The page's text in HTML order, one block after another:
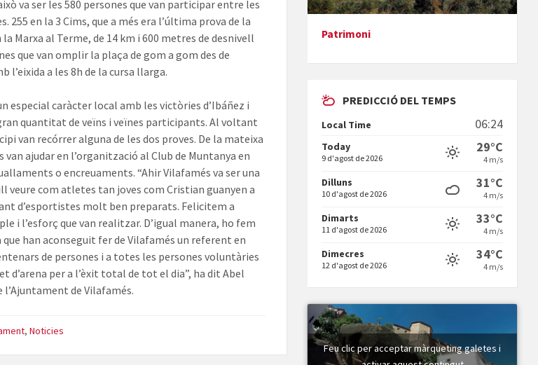
va ser les 580 persones que van participar entre les
en la 3 Cims, que a més era l’última prova de la
Marxa al Terme, de 14 km i 600 metres de desnivell
que van omplir la plaça de gom a gom des de
l’eixida a les 8h de la cursa llarga.
especial caràcter local amb les victòries d’Ibáñez i
quantitat de veïns i veïnes participants. Al voltant
van recórrer alguna de les dos proves. De la mateixa
ajudar en l’organització al Club de Muntanya en
o encreuaments. “Ahir Vilafamés va ser una
veure com atletes tan joves com Cristian guanyen a
d’esportistes molt ben preparats. Felicitem a
i l’esforç que van realitzar. D’igual manera, ho fem
que han aconseguit fer de Vilafamés un referent en
de persones i a totes les persones voluntàries
d’arena per a l’èxit total de tot el dia”, ha dit Abel
l’Ajuntament de Vilafamés.
,Noticies
mare&quot;, d'Emma Zafon
En Bum
Vermuts a la Font. Hit parit
Patrimoni
PREDICCIÓ DEL TEMPS
Local Time 06:24
Today
9 d'agost de 2026
29°C
4 m/s
Dilluns
10 d'agost de 2026
31°C
4 m/s
Dimarts
11 d'agost de 2026
33°C
4 m/s
Dimecres
12 d'agost de 2026
34°C
4 m/s
Feu clic per acceptar màrqueting galetes i